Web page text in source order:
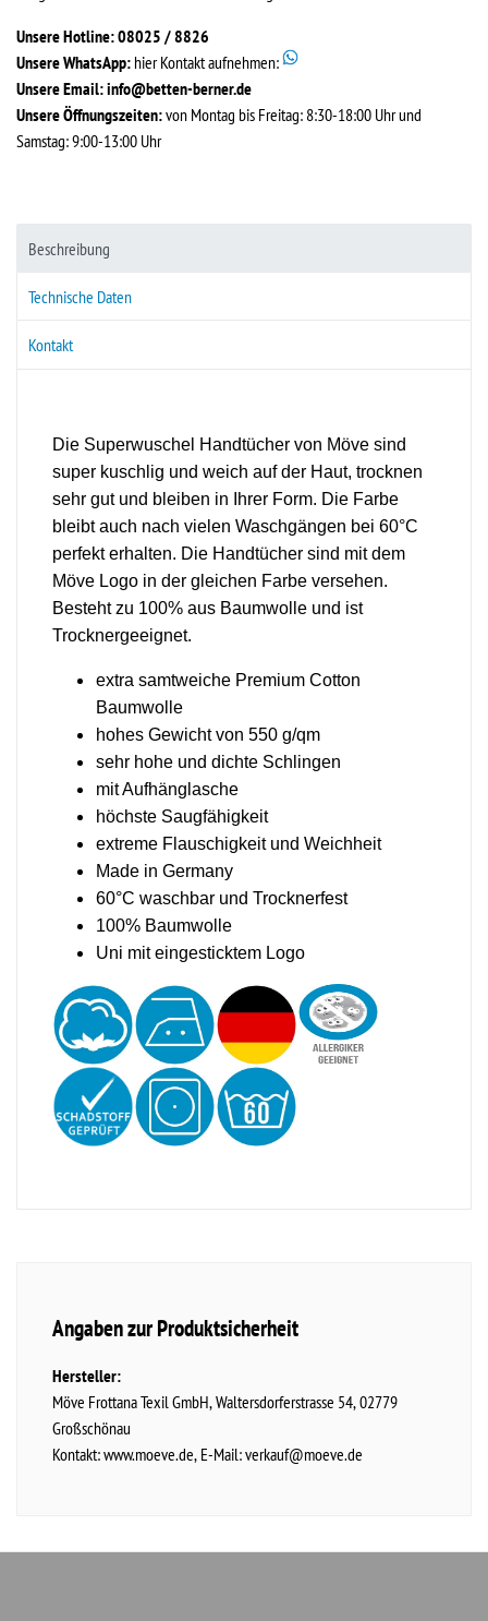
Unsere Hotline: 08025 / 8826
Unsere WhatsApp: hier Kontakt aufnehmen:
Unsere Email:info@betten-berner.de
Unsere Öffnungszeiten:von Montag bis Freitag: 8:30-18:00 Uhr und
Samstag: 9:00-13:00 Uhr
Beschreibung
Technische Daten
Kontakt
Die Superwuschel Handtücher von Möve sind
super kuschlig und weich auf der Haut, trocknen
sehr gut und bleiben in Ihrer Form. Die Farbe
bleibt auch nach vielen Waschgängen bei 60°C
perfekt erhalten. Die Handtücher sind mit dem
Möve Logo in der gleichen Farbe versehen.
Besteht zu 100% aus Baumwolle und ist
Trocknergeeignet.
extra samtweiche Premium Cotton
Baumwolle
hohes Gewicht von 550 g/qm
sehr hohe und dichte Schlingen
mit Aufhänglasche
höchste Saugfähigkeit
extreme Flauschigkeit und Weichheit
Made in Germany
60°C waschbar und Trocknerfest
100% Baumwolle
Uni mit eingesticktem Logo
Angaben zur Produktsicherheit
Hersteller:
Möve Frottana Texil GmbH Waltersdorferstrasse 54 02779
Großschönau
Kontakt:www.moeve.de E-Mail:verkauf@moeve.de